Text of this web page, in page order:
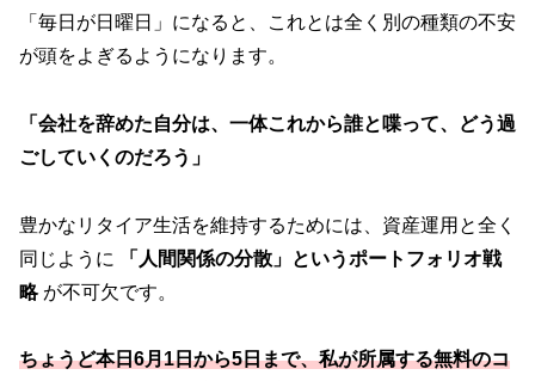
「毎日が日曜日」になると、これとは全く別の種類の不安
が頭をよぎるようになります。
「会社を辞めた自分は、一体これから誰と喋って、どう過
ごしていくのだろう」
豊かなリタイア生活を維持するためには、資産運用と全く
同じように
「人間関係の分散」というポートフォリオ戦
略が不可欠です。
ちょうど本日6月1日から5日まで、私が所属する無料のコ